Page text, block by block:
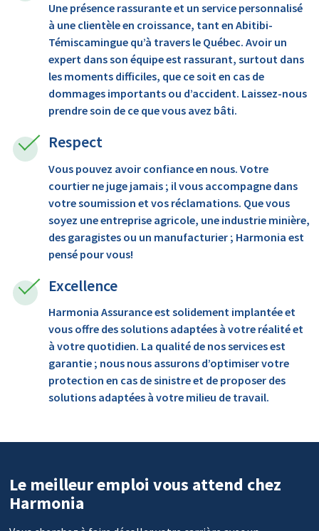
Une présence rassurante et un service personnalisé
à une clientèle en croissance, tant en Abitibi-
Témiscamingue qu’à travers le Québec. Avoir un
expert dans son équipe est rassurant, surtout dans
les moments difficiles, que ce soit en cas de
dommages importants ou d’accident. Laissez-nous
prendre soin de ce que vous avez bâti.
Respect
Vous pouvez avoir confiance en nous. Votre
courtier ne juge jamais ; il vous accompagne dans
votre soumission et vos réclamations. Que vous
soyez une entreprise agricole, une industrie minière,
des garagistes ou un manufacturier ; Harmonia est
pensé pour vous!
Excellence
Harmonia Assurance est solidement implantée et
vous offre des solutions adaptées à votre réalité et
à votre quotidien. La qualité de nos services est
garantie ; nous nous assurons d’optimiser votre
protection en cas de sinistre et de proposer des
solutions adaptées à votre milieu de travail.
Le meilleur emploi vous attend chez
Harmonia